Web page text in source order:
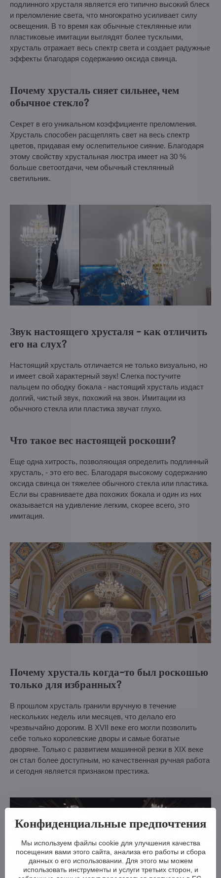
подлинного хрусталя является его типично высокий блеск
и преломление света, что многократно усиливает силу
освещения. В то время как обычные стеклянные или
пластиковые имитации выглядят более тусклыми,
хрусталь отражает весь спектр света и создает радужные
эффекты благодаря содержанию оксида свинца.
Почему хрусталь сияет сильнее, чем
обычное стекло?
Секрет в его уникальном коэффициенте преломления.
Хрусталь способен расщеплять свет на весь спектр
цветов, придавая ему ослепительное сияние. Благодаря
этому свойству хрустальная люстра имеет на 30 %
больше светоотдачи, чем обычный стеклянный
светильник.
Звук настоящего хрусталя - как отличить
его на слух?
Настоящий хрусталь отличается не только визуально, но
и имеет свой характерный звук! Слегка постучите
пальцем по ободку бокала - настоящий хрусталь издаст
долгий, чистый звук, похожий на звон. Имитации из
обычного стекла или пластика звучат глухо.
Что такое вес настоящей роскоши?
Еще одна хитрость, позволяющая определить подлинный
хрусталь, - это его вес. Благодаря высокому содержанию
оксида свинца он тяжелее обычного стекла или пластика.
Если вы сравниваете два похожих бокала и один из них
оказывается на удивление легким, скорее всего, это
имитация.
Почему хрусталь когда-то был роскошью
только для избранных?
В прошлом хрусталь гранили вручную в течение
нескольких недель или месяцев, что делало его
чрезвычайно дорогим. В XVII веке его могли позволить
себе только королевские дворы и самые богатые
дворяне. Только с развитием машинной резки в XIX веке
он стал более доступным, но качественная ручная работа
и сегодня является признаком престижа.
Конфиденциальные предпочтения
Мы используем файлы cookie для улучшения качества
посещения вами этого сайта, анализа его работы и сбора
данных о его использовании. Для этого мы можем
использовать инструменты и услуги третьих сторон, и